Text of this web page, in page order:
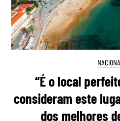
“É o local
consideram este
dos melhores